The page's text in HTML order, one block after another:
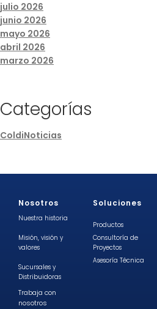
julio 2026
junio 2026
mayo 2026
abril 2026
marzo 2026
Categorías
ColdiNoticias
Nosotros
Nuestra historia
Misión, visión y
valores
Sucursales y
Distribuidoras
Trabaja con
nosotros
Soluciones
Productos
Consultoría de
Proyectos
Asesoría Técnica